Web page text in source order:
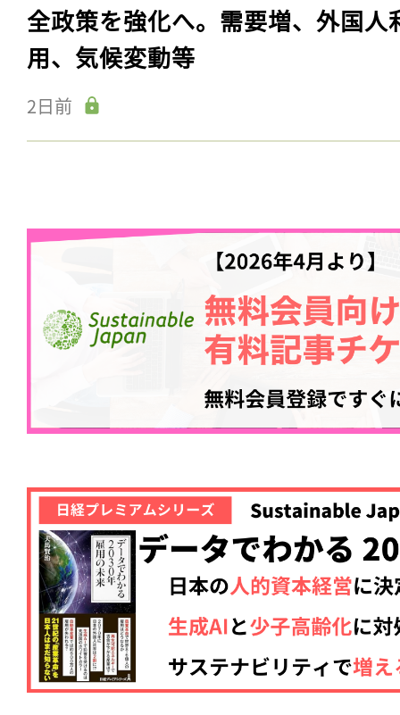
全政策を強化へ。需要増、外国人
用、気候変動等
2日前